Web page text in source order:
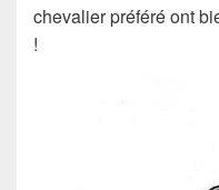
chevalierpréféré ont
!